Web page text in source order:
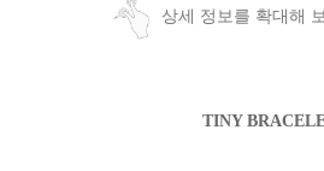
상세 정보를 확대해
TINY